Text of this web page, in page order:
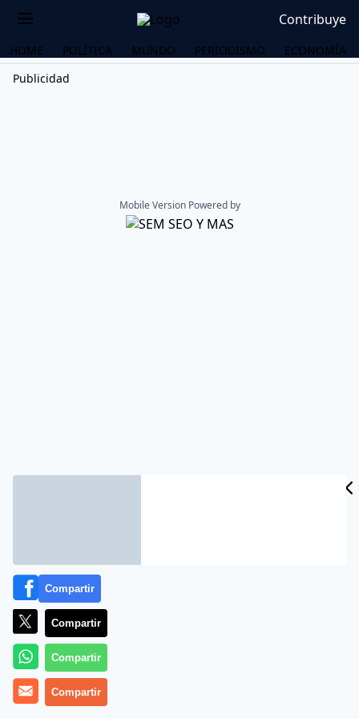
Contribuye
HOME POLÍTICA MUNDO PERIODISMO
ECONOMÍA
Publicidad
Mobile Version Powered by
Compartir
Compartir
Compartir
Compartir